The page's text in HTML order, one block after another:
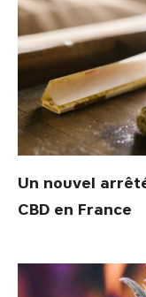
Un nouvel
CBD en France